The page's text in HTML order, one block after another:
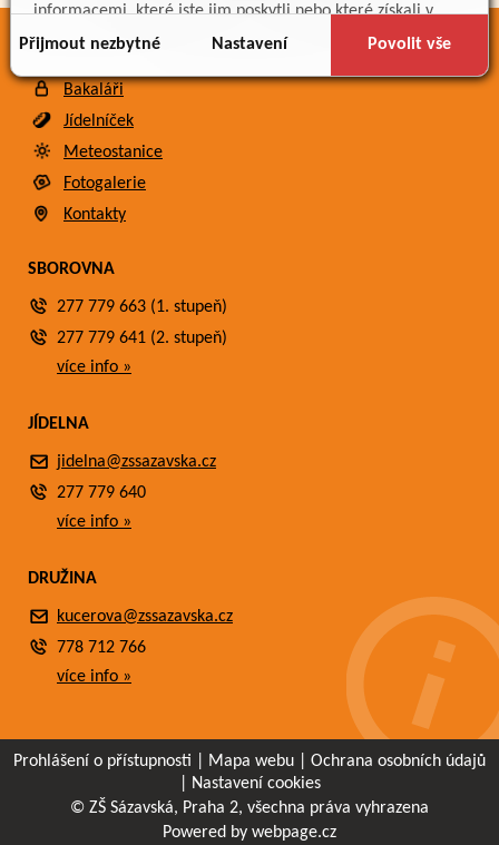
informacemi, které jste jim poskytli nebo které získali v
důsledku toho, že používáte jejich služby.
Přijmout nezbytné Nastavení Povolit vše
ODKAZY
Bakaláři
Jídelníček
Meteostanice
Fotogalerie
Kontakty
SBOROVNA
277 779 663 (1. stupeň)
277 779 641 (2. stupeň)
více info »
JÍDELNA
jidelna@zssazavska.cz
277 779 640
více info »
DRUŽINA
kucerova@zssazavska.cz
778 712 766
více info »
Prohlášení o přístupnosti Mapa webu
Ochrana osobních údajů
Nastavení cookies
© ZŠ Sázavská, Praha 2, všechna práva vyhrazena
Powered by webpage.cz